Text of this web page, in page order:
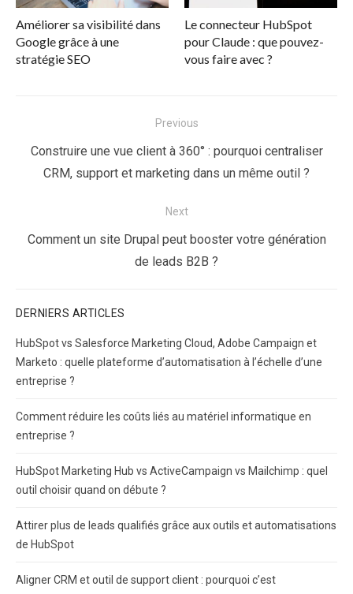
Améliorer sa visibilité dans
Google grâce à une
stratégie SEO
Le connecteur HubSpot
pour Claude : que pouvez-
vous faire avec ?
de
l’article
Previous
Previous
post:
Construire une vue client à 360° : pourquoi centraliser
CRM, support et marketing dans un même outil ?
Next
Next
Comment un site Drupal peut booster votre génération
de leads B2B ?
DERNIERS ARTICLES
HubSpot vs Salesforce Marketing Cloud, Adobe Campaign et
Marketo : quelle plateforme d’automatisation à l’échelle d’une
entreprise ?
Comment réduire les coûts liés au matériel informatique en
entreprise ?
HubSpot Marketing Hub vs ActiveCampaign vs Mailchimp : quel
outil choisir quand on débute ?
Attirer plus de leads qualifiés grâce aux outils et automatisations
de HubSpot
Aligner CRM et outil de support client : pourquoi c’est